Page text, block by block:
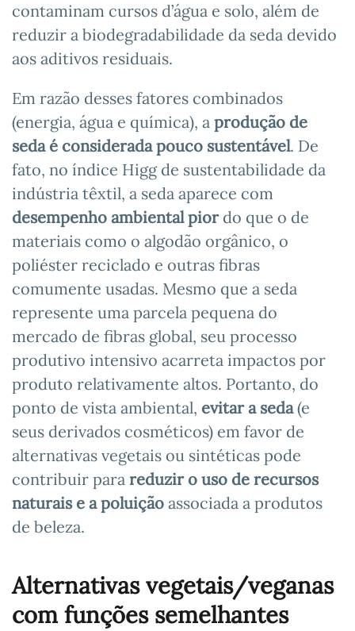
contaminam cursos d’água e solo, além de
reduzir a biodegradabilidade da seda devido
aos aditivos residuais.
Em razão desses fatores combinados
(energia, água e química), a produção de
seda é considerada pouco sustentável. De
fato, no índice Higg de sustentabilidade da
indústria têxtil, a seda aparece com
desempenho ambiental piordo que o de
materiais como o algodão orgânico, o
poliéster reciclado e outras fibras
comumente usadas. Mesmo que a seda
represente uma parcela pequena do
mercado de fibras global, seu processo
produtivo intensivo acarreta impactos por
produto relativamente altos. Portanto, do
ponto de vista ambiental, evitar a seda(e
seus derivados cosméticos) em favor de
alternativas vegetais ou sintéticas pode
contribuir para reduzir o uso de recursos
naturais e a poluição associada a produtos
de beleza.
Alternativas vegetais/veganas
com funções semelhantes